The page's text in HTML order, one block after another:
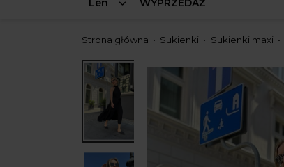
Len WYPRZEDAŻ
Strona główna Sukienki Sukienki maxi